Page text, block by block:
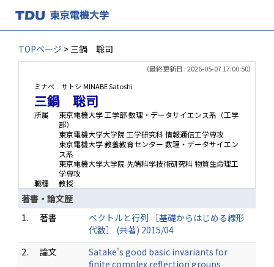
TOPページ > 三鍋 聡司
（最終更新日 : 2026-05-07 17:00:50）
ミナベ サトシ MINABE Satoshi
三鍋 聡司
所属
東京電機大学 工学部 数理・データサイエンス系（工学
部）
東京電機大学大学院 工学研究科 情報通信工学専攻
東京電機大学 教養教育センター 数理・データサイエン
ス系
東京電機大学大学院 先端科学技術研究科 物質生命理工
学専攻
職種
教授
著書・論文歴
1.
著書
ベクトルと行列 ［基礎からはじめる線形
代数］ (共著) 2015/04
2.
論文
Satake's good basic invariants for
finite complex reflection groups